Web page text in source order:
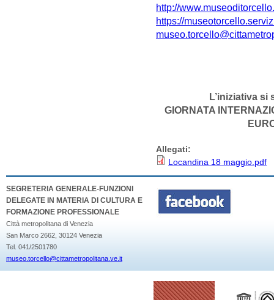
http://
https://
L’iniziativa si
GIORNATA
Allegati:
Locandina 18 maggio.pdf
SEGRETERIA GENERALE-FUNZIONI
DELEGATE IN MATERIA DI CULTURA E
FORMAZIONE PROFESSIONALE
Città metropolitana di Venezia
San Marco 2662, 30124 Venezia
Tel. 041/2501780
museo.torcello@cittametropolitana.ve.it